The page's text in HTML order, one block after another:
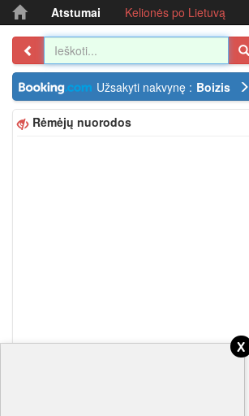
Atstumai Kelionės po Lietuvą
Užsakyti nakvynę : Boizis
Rėmėjų nuorodos
x